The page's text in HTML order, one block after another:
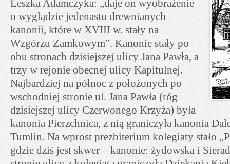
Leszka Adamczyka: „daje on wyobrażenie
o wyglądzie jedenastu drewnianych
kanonii, które w XVIII w. stały na
Wzgórzu Zamkowym”. Kanonie stały po
obu stronach dzisiejszej ulicy Jana Pawła, a
trzy w rejonie obecnej ulicy Kapitulnej.
Najbardziej na północ z położonych po
wschodniej stronie ul. Jana Pawła (róg
dzisiejszej ulicy Czerwonego Krzyża) była
kanonia Pierzchnica, z nią graniczyła kanonia
Tumlin. Na wprost prezbiterium kolegiaty stało
gdzie dziś jest skwer – kanonie: żydowska i